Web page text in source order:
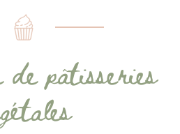
pâtisseries